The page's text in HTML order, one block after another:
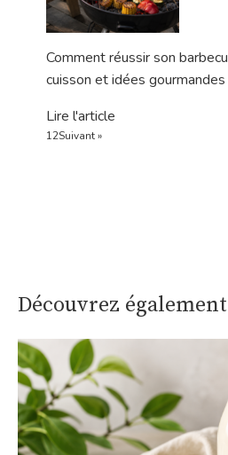
Comment réussir son
cuisson et idées gourmandes
Lire l'article
12Suivant »
Découvrez